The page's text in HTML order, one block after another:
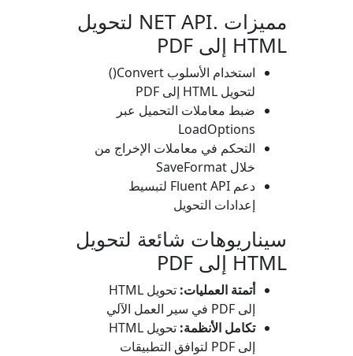
مميزات .NET API لتحويل
HTML إلى PDF
استخدام الأسلوب Convert()
لتحويل HTML إلى PDF
ضبط معاملات التحميل عبر
LoadOptions
التحكم في معاملات الإخراج من
خلال SaveFormat
دعم Fluent API لتبسيط
إعدادات التحويل
سيناريوهات شائعة لتحويل
HTML إلى PDF
أتمتة العمليات:
تحويل HTML
إلى PDF في سير العمل الآلي
تكامل الأنظمة:
تحويل HTML
إلى PDF لتوافق التطبيقات